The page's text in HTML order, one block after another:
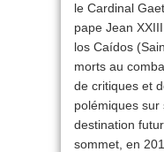
le Cardinal
pape Jean
los Caídos
morts au
de critiques et
polémiques sur
destination
sommet, en